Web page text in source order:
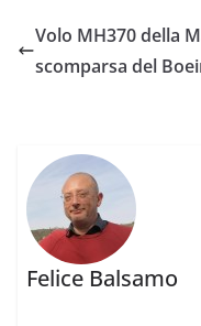
Volo MH370 della
scomparsa del
Felice Balsamo